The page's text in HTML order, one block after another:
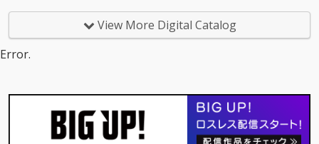
もあるのだけれど、で
もなんかもっと前に進
界から取り残されてし
まったかのような。そ
View More Digital Catalog
Error.